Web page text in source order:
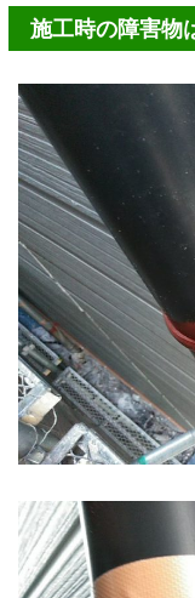
施工時の障害物